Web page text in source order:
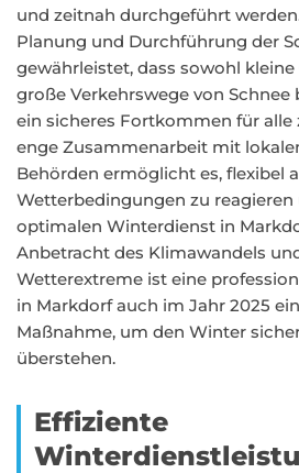
und zeitnah durchgeführt
Planung und Durchführung der
gewährleistet, dass sowohl kleine
große Verkehrswege von Schnee
ein sicheres Fortkommen für alle
enge Zusammenarbeit mit
Behörden ermöglicht es, flexibel
Wetterbedingungen zu reagieren
optimalen Winterdienst in
Anbetracht des Klimawandels
Wetterextreme ist eine
in Markdorf auch im Jahr 2025
Maßnahme, um den Winter
überstehen.
Effiziente